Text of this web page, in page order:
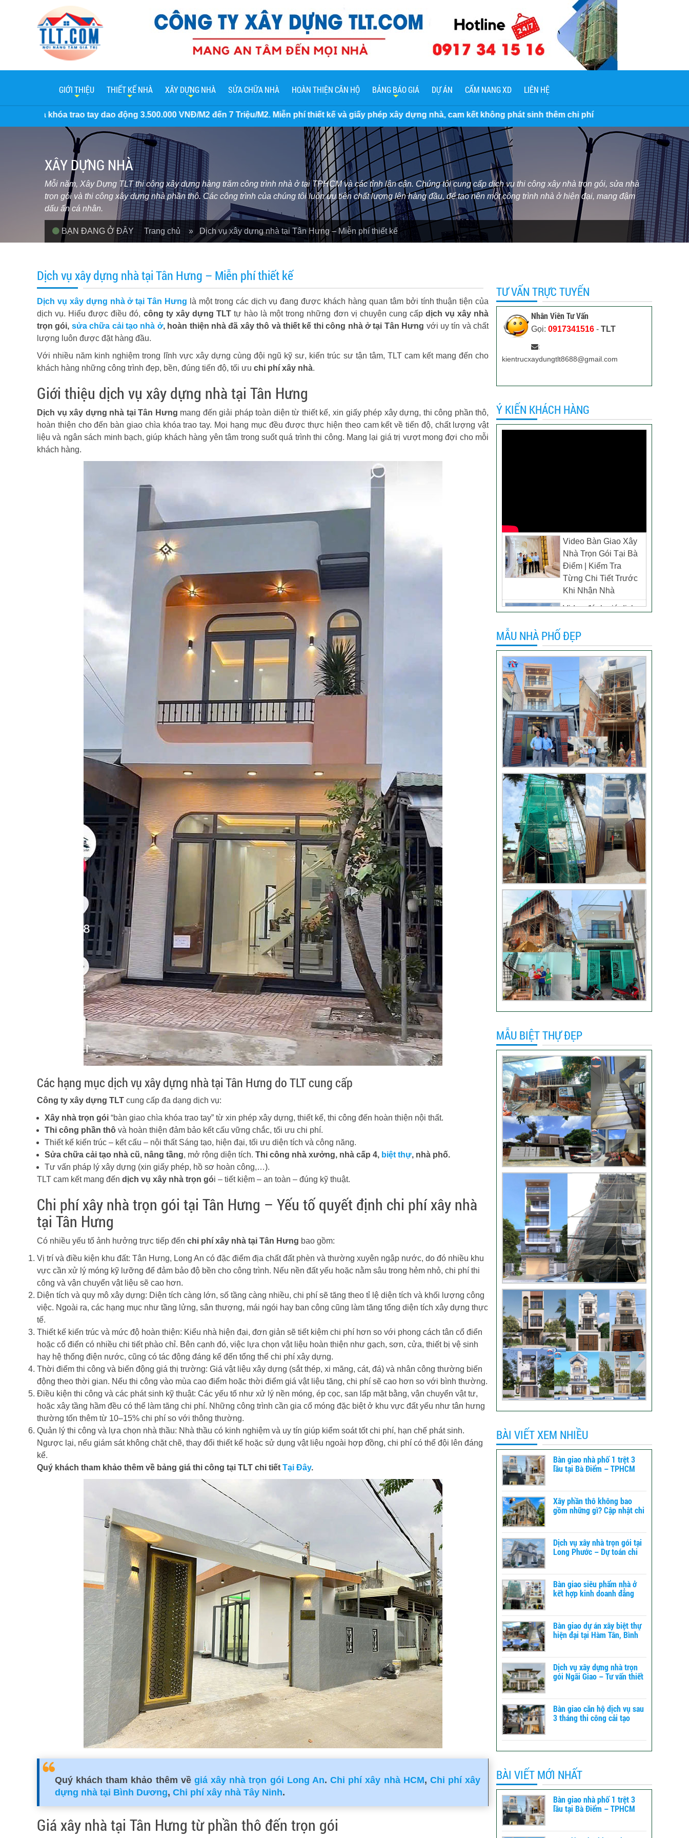
GIỚI THIỆU THIẾT KẾ NHÀ XÂY DỰNG NHÀ SỬA CHỮA NHÀ HOÀN THIỆN CĂN HỘ BẢNG BÁO GIÁ DỰ ÁN CẨM NANG XD LIÊN HỆ
dao động 3.500.000 VNĐ/M2 đến 7 Triệu/M2. Miễn phí thiết kế và giấy phép xây dựng nhà, cam kết không phát sinh thêm chi phí
XÂY DỰNG NHÀ
Mỗi năm, Xây Dựng TLT thi công xây dựng hàng trăm công trình nhà ở tại TPHCM và các tỉnh lân cận. Chúng tôi cung cấp dịch vụ thi công xây nhà trọn gói, sửa nhà
trọn gói và thi công xây dựng nhà phần thô. Các công trình của chúng tôi luôn ưu tiên chất lượng lên hàng đầu, để tạo nên một công trình nhà ở hiện đại, mang đậm
dấu ấn cá nhân.
BẠN ĐANG Ở ĐÂY Trang chủ » Dịch vụ xây dựng nhà tại Tân Hưng – Miễn phí thiết kế
Dịch vụ xây dựng nhà tại Tân Hưng – Miễn phí thiết kế
Dịch vụ xây dựng nhà ở tại Tân Hưng là một trong các dịch vụ đang được khách hàng quan tâm bởi tính thuận tiện của
dịch vụ. Hiểu được điều đó, công ty xây dựng TLTtự hào là một trong những đơn vị chuyên cung cấpdịch vụ xây nhà
trọn gói, sửa chữa cải tạo nhà ở, hoàn thiện nhà đã xây thô và thiết kế thi công nhà ở tại Tân Hưng với uy tín và chất
lượng luôn được đặt hàng đầu.
Với nhiều năm kinh nghiệm trong lĩnh vực xây dựng cùng đội ngũ kỹ sư, kiến trúc sư tận tâm, TLT cam kết mang đến cho
khách hàng những công trình đẹp, bền, đúng tiến độ, tối ưu chi phí xây nhà.
Giới thiệu dịch vụ xây dựng nhà tại Tân Hưng
Dịch vụ xây dựng nhà tại Tân Hưng mang đến giải pháp toàn diện từ thiết kế, xin giấy phép xây dựng, thi công phần thô,
hoàn thiện cho đến bàn giao chìa khóa trao tay. Mọi hạng mục đều được thực hiện theo cam kết về tiến độ, chất lượng vật
liệu và ngân sách minh bạch, giúp khách hàng yên tâm trong suốt quá trình thi công. Mang lại giá trị vượt mong đợi cho mỗi
khách hàng.
Các hạng mục dịch vụ xây dựng nhà tại Tân Hưng do TLT cung cấp
Công ty xây dựng TLT cung cấp đa dạng dịch vụ:
Xây nhà trọn gói “bàn giao chìa khóa trao tay” từ xin phép xây dựng, thiết kế, thi công đến hoàn thiện nội thất.
Thi công phần thô và hoàn thiện đảm bảo kết cấu vững chắc, tối ưu chi phí.
Thiết kế kiến trúc – kết cấu – nội thất Sáng tạo, hiện đại, tối ưu diện tích và công năng.
Sửa chữa cải tạo nhà cũ, nâng tầng, mở rộng diện tích. Thi công nhà xưởng, nhà cấp 4, biệt thự, nhà phố.
Tư vấn pháp lý xây dựng (xin giấy phép, hồ sơ hoàn công,…).
TLT cam kết mang đến dịch vụ xây nhà trọn gói – tiết kiệm – an toàn – đúng kỹ thuật.
Chi phí xây nhà trọn gói tại Tân Hưng – Yếu tố quyết định chi phí xây nhà
tại Tân Hưng
Có nhiều yếu tố ảnh hưởng trực tiếp đến chi phí xây nhà tại Tân Hưng bao gồm:
Vị trí và điều kiện khu đất: Tân Hưng, Long An có đặc điểm địa chất đất phèn và thường xuyên ngập nước, do đó nhiều khu
vực cần xử lý móng kỹ lưỡng để đảm bảo độ bền cho công trình. Nếu nền đất yếu hoặc nằm sâu trong hẻm nhỏ, chi phí thi
công và vận chuyển vật liệu sẽ cao hơn.
Diện tích và quy mô xây dựng: Diện tích càng lớn, số tầng càng nhiều, chi phí sẽ tăng theo tỉ lệ diện tích và khối lượng công
việc. Ngoài ra, các hạng mục như tầng lửng, sân thượng, mái ngói hay ban công cũng làm tăng tổng diện tích xây dựng thực
tế.
Thiết kế kiến trúc và mức độ hoàn thiện: Kiểu nhà hiện đại, đơn giản sẽ tiết kiệm chi phí hơn so với phong cách tân cổ điển
hoặc cổ điển có nhiều chi tiết phào chỉ. Bên cạnh đó, việc lựa chọn vật liệu hoàn thiện như gạch, sơn, cửa, thiết bị vệ sinh
hay hệ thống điện nước, cũng có tác động đáng kể đến tổng thể chi phí xây dựng.
Thời điểm thi công và biến động giá thị trường: Giá vật liệu xây dựng (sắt thép, xi măng, cát, đá) và nhân công thường biến
động theo thời gian. Nếu thi công vào mùa cao điểm hoặc thời điểm giá vật liệu tăng, chi phí sẽ cao hơn so với bình thường.
Điều kiện thi công và các phát sinh kỹ thuật: Các yếu tố như xử lý nền móng, ép cọc, san lấp mặt bằng, vận chuyển vật tư,
hoặc xây tầng hầm đều có thể làm tăng chi phí. Những công trình cần gia cố móng đặc biệt ở khu vực đất yếu như tân hưng
thường tốn thêm từ 10–15% chi phí so với thông thường.
Quản lý thi công và lựa chọn nhà thầu: Nhà thầu có kinh nghiệm và uy tín giúp kiểm soát tốt chi phí, hạn chế phát sinh.
Ngược lại, nếu giám sát không chặt chẽ, thay đổi thiết kế hoặc sử dụng vật liệu ngoài hợp đồng, chi phí có thể đội lên đáng
kể.
Quý khách tham khảo thêm về bảng giá thi công tại TLT chi tiết Tại Đây.
Quý khách tham khảo thêm về giá xây nhà trọn gói Long An.Chi phí xây nhà HCM, Chi phí xây
dựng nhà tại Bình Dương, Chi phí xây nhà Tây Ninh.
Giá xây nhà tại Tân Hưng từ phần thô đến trọn gói
TƯ VẤN TRỰC TUYẾN
Nhân Viên Tư Vấn
Gọi: 0917341516- TLT
:
kientrucxaydungtlt8688@gmail.com
Ý KIẾN KHÁCH HÀNG
Video Bàn Giao Xây
Nhà Trọn Gói Tại Bà
Điểm | Kiểm Tra
Từng Chi Tiết Trước
Khi Nhận Nhà
Video đánh giá dịch
Tân Uyên, Bình
Dương – Chủ đầu tư
anh Thương
Khách hàng đánh giá
dịch vụ xây dựng của
Đánh giá khách hàng
xây nhà tại Thủ Đức
Thi công móng nhà
có sàn vượt nhịp tại
Hóc Môn
Đánh giá của khách
hàng xây nhà 3 tầng
tại Thủ Đức
Video đánh giá của
khách hàng anh Hào
Quận Gò Vấp-Xây
nhà trọn gói
VIDEO đánh giá của
khách hàng xây nhà
trọn gói tại TP Thủ
Video sửa nhà trọn
gói tại Tân Bình
Video hình ảnh thi
công nhà anh Hiếu
Video bàn giao nhà
chị Phượng – Nhà Bè
TPHCM
Video đánh giá từ
khách hàng chị Oanh
– sửa nhà
Nhận xét khách hàng
nhà chú Trung – Gò
Vấp
MẪU NHÀ PHỐ ĐẸP
MẪU BIỆT THỰ ĐẸP
BÀI VIẾT XEM NHIỀU
Bàn giao nhà phố 1 trệt 3
lầu tại Bà Điểm – TPHCM
Xây phần thô không bao
gồm những gì? Cập nhật chi
Dịch vụ xây nhà trọn gói tại
Long Phước – Dự toán chi
Bàn giao siêu phẩm nhà ở
kết hợp kinh doanh đẳng
Bàn giao dự án xây biệt thự
hiện đại tại Hàm Tân, Bình
Dịch vụ xây dựng nhà trọn
gói Ngãi Giao – Tư vấn thiết
Bàn giao căn hộ dịch vụ sau
3 tháng thi công cải tạo
BÀI VIẾT MỚI NHẤT
Bàn giao nhà phố 1 trệt 3
lầu tại Bà Điểm – TPHCM